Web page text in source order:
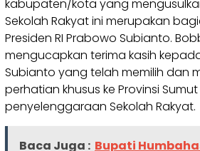
kabupaten/kota yang
Sekolah Rakyat ini merupakan
Presiden RI Prabowo Subianto.
mengucapkan terima kasih
Subianto yang telah memilih dan
perhatian khusus ke Provinsi
penyelenggaraan Sekolah Rakyat.
Baca Juga : Bupati